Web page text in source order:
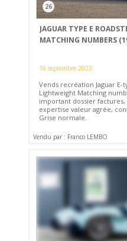
26
JAGUAR TYPE E
MATCHING NUMBERS
16 septembre 2023
Vends recréation Jaguar E-
Lightweight Matching
important dossier factures,
expertise valeur agrée,
Grise normale.
Vendu par : Franco LEMBO